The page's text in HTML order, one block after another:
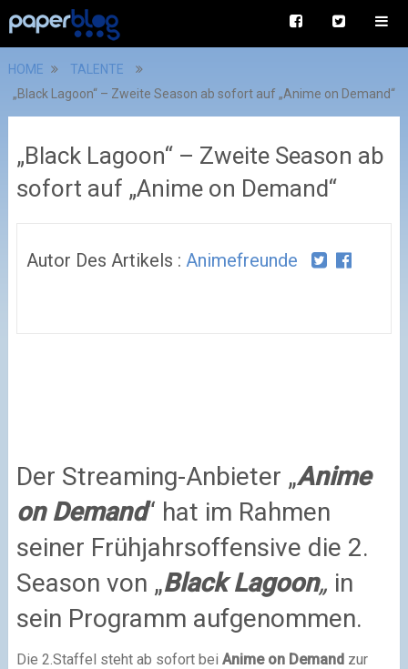
HOME
TALENTE
„Black Lagoon“ – Zweite Season ab sofort auf „Anime on Demand“
„Black Lagoon“ – Zweite Season ab
sofort auf „Anime on Demand“
Autor Des Artikels : Animefreunde
Der Streaming-Anbieter „Anime
on Demand“ hat im Rahmen
seiner Frühjahrsoffensive die 2.
Season von „Black Lagoon„ in
sein Programm aufgenommen.
Die 2.Staffel steht ab sofort bei Anime on Demand zur